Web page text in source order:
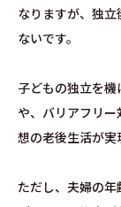
なりますが、独
ないです。
子どもの独立を
や、バリアフリ
想の老後生活が実
ただし、夫婦の